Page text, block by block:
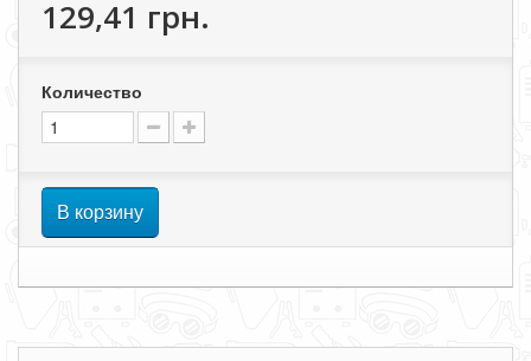
129,41 грн.
Количество
В корзину